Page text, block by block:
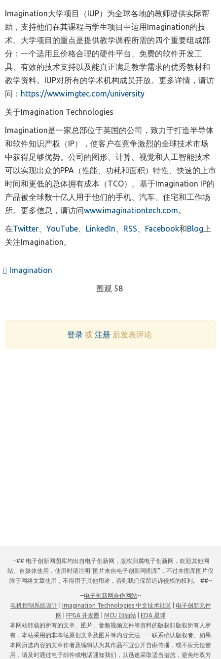
Imagination大学项目（IUP）为全球各地的教师提供实际帮
助，支持他们在其课程与学生项目中运用Imagination的技
术。大学项目的重点是提供教学课程所需的四个重要组成部
分：一个适用且价格合理的硬件平台、免费的软件开发工
具、有效的技术支持以及能真正满足教学需求的优秀教材和
教学资料。IUP对所有的学术机构成员开放。更多详情，请访
问： https://www.imgtec.com/university
关于Imagination Technologies
Imagination是一家总部位于英国的公司，致力于打造半导体
和软件知识产权（IP），使客户在竞争激烈的全球技术市场
中获得足够优势。公司的图形、计算、视觉和人工智能技术
可以实现出众的PPA（性能、功耗和面积） 特性 、快速的上市
时间和更低的总体拥有成本（TCO）。基于Imagination IP的
产品被全球数十亿人用于他们的手机、汽车、住宅和工作场
所。更多信息，请访问www.imaginationtech.com。
在Twitter YouTube LinkedIn RSS Facebook和Blog 上
关注Imagination。
Imagination
围观 58
登录或 注册后发表评论
--## 电子创新网图库均出自电子创新网，版权归属电子创新网，欢迎其他网
站、自媒体使用，使用时请注明“图片来自电子创新网图库”，不过本图库图片仅
限于网络文章使用，不得用于其他用途，否则我们保留追诉侵权的权利。 ##--
--电子创新网合作网站--
电机控制系统设计| Imagination Technologies 中文技术社区
电子创新元件
网
FPGA 开发圈 MCU 加油站| EDA 星球
本网站转载的所有的文章、图片、音频视频文件等资料的版权归版权所有人所
有，本站采用的非本站原创文章及图片等内容无法一一联系确认版权者。如果
本网所选内容的文章作者及编辑认为其作品不宜公开自由传播，或不应无偿使
用，请及时通过电子邮件或电话通知我们，以迅速采取适当措施，避免给双方